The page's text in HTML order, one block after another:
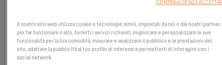
Unisciti a noi a
Il nostro sito web utilizza cookie o tecnologie simili, impostati da noi o dai nostri partner,
per far funzionare il sito, fornirti i servizi richiesti, migliorare e personalizzare le sue
funzionalità per la tua comodità, misurare e analizzare il pubblico e le prestazioni del
sito, adattare la pubblicità al tuo profilo di interessi e permetterti di interagire con i
social network.
CONTINUA SENZA